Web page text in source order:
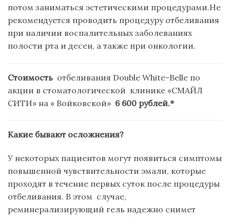
потом заниматься эстетическими процедурами.Не
рекомендуется проводить процедуру отбеливания
при наличии воспалительных заболеваниях
полости рта и десен, а также при онкологии.
Стоимость отбеливания Double White-Belle по
акции в стоматологической клинике «СМАЙЛ
СИТИ» на « Войковской» 6 600 рублей.*
Какие бывают осложнения?
У некоторых пациентов могут появиться симптомы
повышенной чувствительности эмали, которые
проходят в течение первых суток после процедуры
отбеливания. В этом случае,
реминерализирующий гель надежно снимет